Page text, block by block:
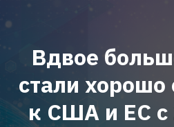
Вдвое
стали хорошо
к США и ЕС с